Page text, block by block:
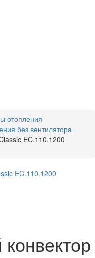
отопления
без вентилятора
EC.110.1200